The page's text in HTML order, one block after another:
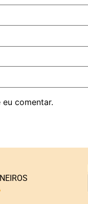
comentar.